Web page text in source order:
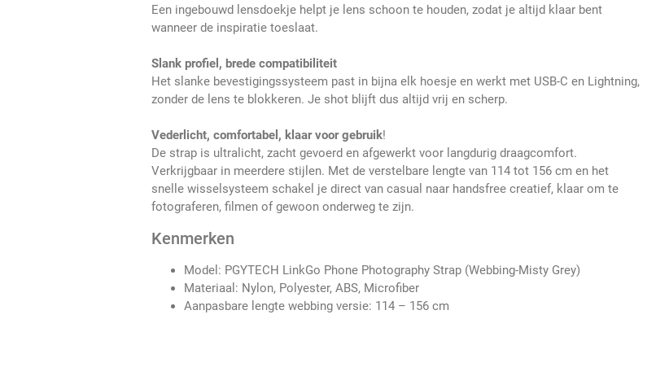
Een ingebouwd lensdoekje helpt je lens schoon te houden, zodat je altijd klaar bent
wanneer de inspiratie toeslaat.
Slank profiel, brede compatibiliteit
Het slanke bevestigingssysteem past in bijna elk hoesje en werkt met USB-C en Lightning,
zonder de lens te blokkeren. Je shot blijft dus altijd vrij en scherp.
Vederlicht, comfortabel, klaar voor gebruik!
De strap is ultralicht, zacht gevoerd en afgewerkt voor langdurig draagcomfort.
Verkrijgbaar in meerdere stijlen. Met de verstelbare lengte van 114 tot 156 cm en het
snelle wisselsysteem schakel je direct van casual naar handsfree creatief, klaar om te
fotograferen, filmen of gewoon onderweg te zijn.
Kenmerken
Model: PGYTECH LinkGo Phone Photography Strap (Webbing-Misty Grey)
Materiaal: Nylon, Polyester, ABS, Microfiber
Aanpasbare lengte webbing versie: 114 – 156 cm